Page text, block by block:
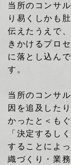
当所のコンサ
り易くしかも
伝えたうえで
きかけるプロ
に落とし込ん
す。
当所のコンサ
因を追及した
かったと＜も
「決定するし
することによ
織づくり・業